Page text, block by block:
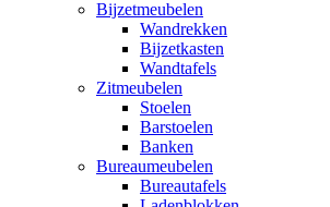
Bijzetmeubelen
Wandrekken
Bijzetkasten
Wandtafels
Zitmeubelen
Stoelen
Barstoelen
Banken
Bureaumeubelen
Bureautafels